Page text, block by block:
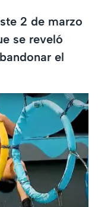
2 de marzo
se reveló
el